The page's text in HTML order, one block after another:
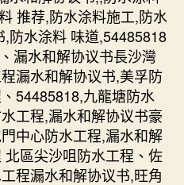
推荐,防水涂料施工,防水
防水涂料 味道,54485818
漏水和解协议书長沙灣
漏水和解协议书,美孚防
54485818,九龍塘防水
工程,漏水和解协议书豪
中心防水工程,漏水和解
區尖沙咀防水工程、佐
程漏水和解协议书,旺角